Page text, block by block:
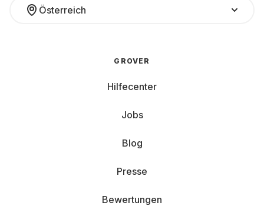
Österreich
GROVER
Hilfecenter
Jobs
Blog
Presse
Bewertungen